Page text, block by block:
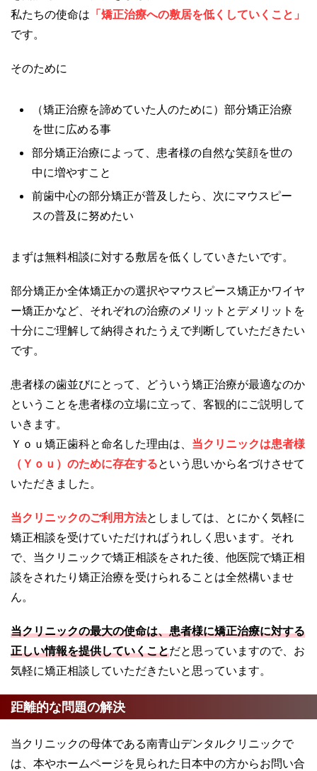
私たちの使命は 「矯正治療への敷居を低くしていくこと」
です。
そのために
（矯正治療を諦めていた人のために）部分矯正治療
を世に広める事
部分矯正治療によって、患者様の自然な笑顔を世の
中に増やすこと
前歯中心の部分矯正が普及したら、次にマウスピー
スの普及に努めたい
まずは無料相談に対する敷居を低くしていきたいです。
部分矯正か全体矯正かの選択やマウスピース矯正かワイヤ
ー矯正かなど、それぞれの治療のメリットとデメリットを
十分にご理解して納得されたうえで判断していただきたい
です。
患者様の歯並びにとって、どういう矯正治療が最適なのか
ということを患者様の立場に立って、客観的にご説明して
いきます。
Ｙｏｕ矯正歯科と命名した理由は、 当クリニックは患者様
（Ｙｏｕ）のために存在するという思いから名づけさせて
いただきました。
当クリニックのご利用方法としましては、とにかく気軽に
矯正相談を受けていただければうれしく思います。それ
で、当クリニックで矯正相談をされた後、他医院で矯正相
談をされたり矯正治療を受けられることは全然構いませ
ん。
当クリニックの最大の使命は、患者様に矯正治療に対する
正しい情報を提供していくことだと思っていますので、お
気軽に矯正相談していただきたいと思っています。
距離的な問題の解決
当クリニックの母体である南青山デンタルクリニックで
は、本やホームページを見られた日本中の方からお問い合